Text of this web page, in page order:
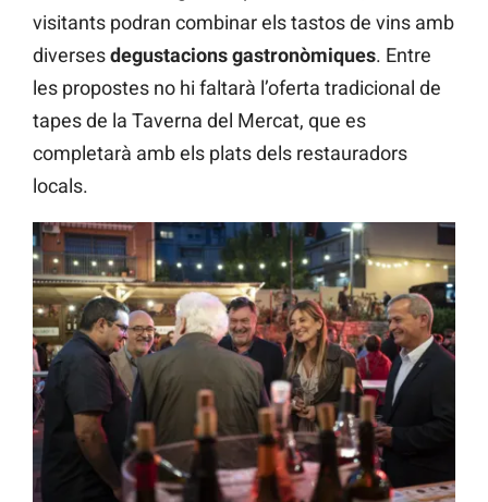
visitants podran combinar els tastos de vins amb
diversesdegustacions gastronòmiques. Entre
les propostes no hi faltarà l’oferta tradicional de
tapes de la Taverna del Mercat, que es
completarà amb els plats dels restauradors
locals.